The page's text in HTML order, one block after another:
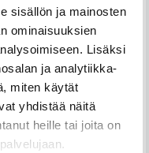
sisällön ja mainosten
ominaisuuksien
Lisäksi
ja analytiikka-
miten käytät
yhdistää näitä
heille tai joita on
JA ÄÄNTÄ